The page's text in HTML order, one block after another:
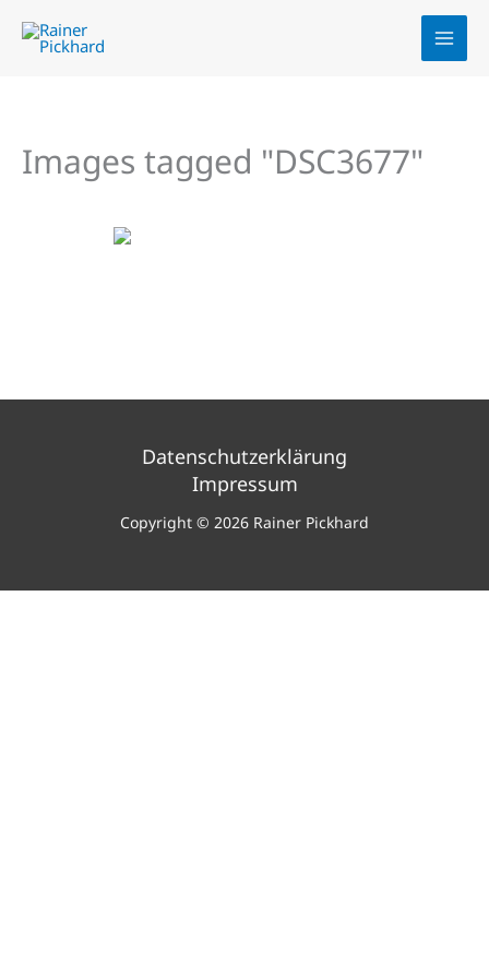
Inhalt
Images tagged "DSC3677"
Datenschutzerklärung
Impressum
Copyright © 2026 Rainer Pickhard